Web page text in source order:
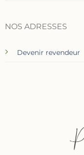
NOS ADRESSES
Devenir revendeur